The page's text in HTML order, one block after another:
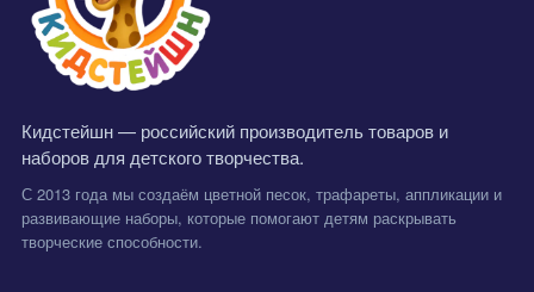
Кидстейшн — российский производитель товаров и
наборов для детского творчества.
С 2013 года мы создаём цветной песок, трафареты, аппликации и
развивающие наборы, которые помогают детям раскрывать
творческие способности.